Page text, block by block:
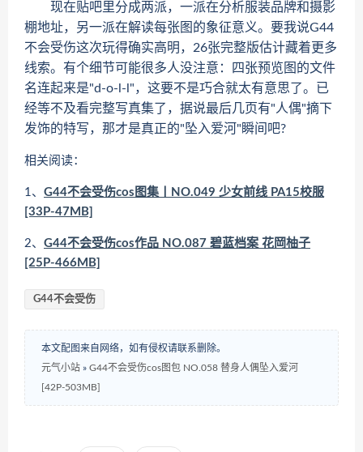
现在贴吧里分成两派，一派在分析服装品牌和摄影
棚地址，另一派在解读每张图的象征意义。要我说G44
不会受伤这次玩得确实高明，26张完整版估计藏着更多
线索。有个细节可能很多人没注意：四张预览图的文件
名连起来是"d-o-l-l"，这要不是巧合就太有意思了。已
经等不及看完整写真集了，据说最后几页有"人偶"摘下
发饰的特写，那才是真正的"坠入爱河"瞬间吧?
相关阅读：
1、 G44不会受伤cos图集丨NO.049 少女前线 PA15校服
[33P-47MB]
2、 G44不会受伤cos作品 NO.087 碧蓝档案 花岡柚子
[25P-466MB]
G44不会受伤
本文配图来自网络，如有侵权请联系删除。
元气小站 » G44不会受伤cos图包 NO.058 替身人偶坠入爱河
[42P-503MB]